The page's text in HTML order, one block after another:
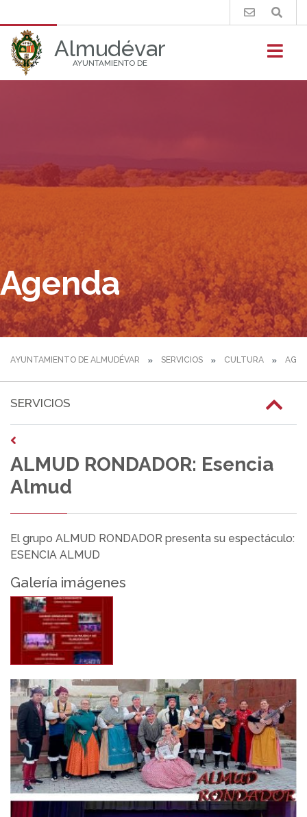
Almudévar
AYUNTAMIENTO DE
Buscar
Agenda
AYUNTAMIENTO DE ALMUDÉVAR SERVICIOS CULTURA
SERVICIOS
ALMUD RONDADOR: Esencia
Almud
El grupo ALMUD RONDADOR presenta su espectáculo:
ESENCIA ALMUD
Galería imágenes